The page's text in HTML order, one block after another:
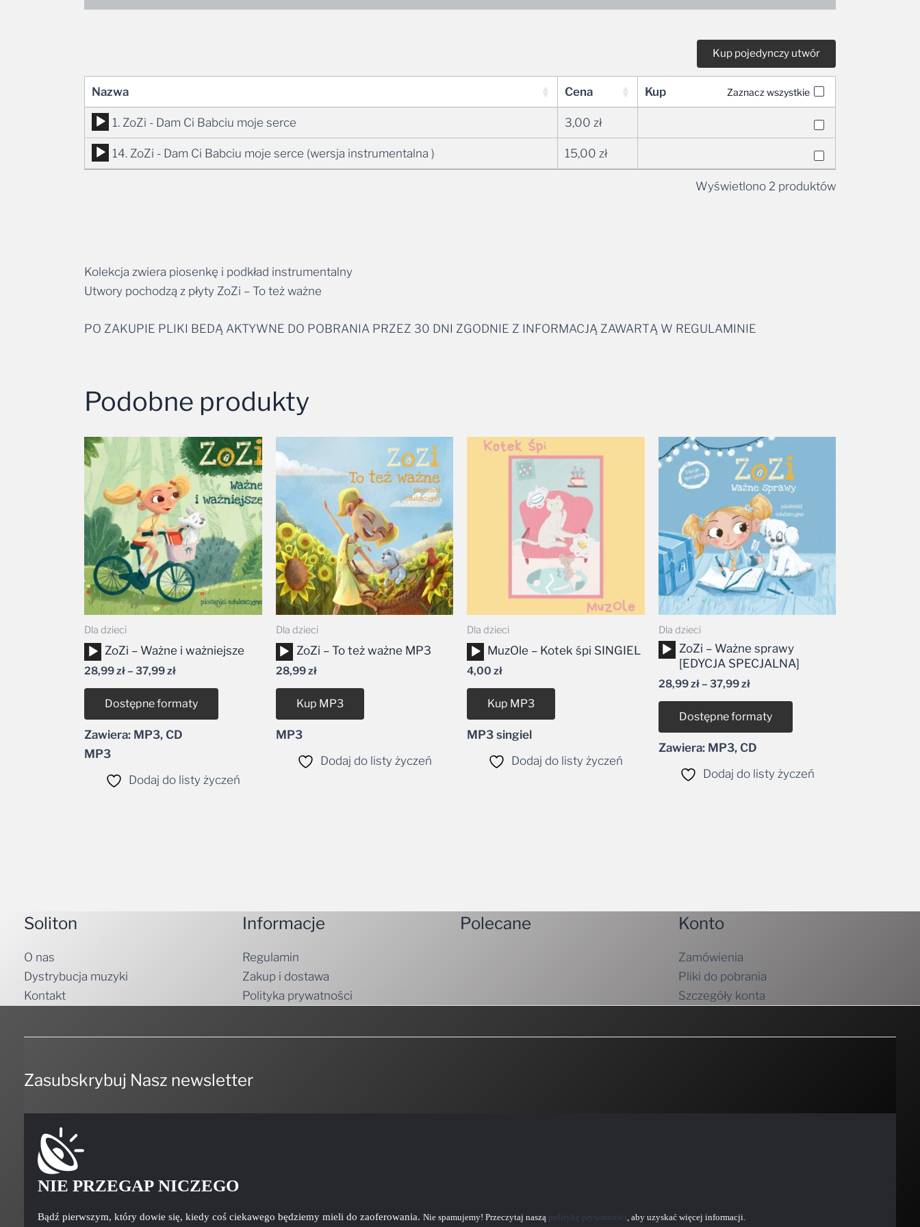
Nazwa Cena Kup Zaznacz wszystkie
Odtwarzacz
plików
dźwiękowych
1. ZoZi - Dam Ci Babciu moje serce 3,00 zł
Odtwarzacz
plików
14. ZoZi - Dam Ci Babciu moje serce (wersja instrumentalna ) 15,00 zł
Wyświetlono 2 produktów
Kolekcja zwiera piosenkę i podkład instrumentalny
Utwory pochodzą z płyty ZoZi – To też ważne
PO ZAKUPIE PLIKI BEDĄ AKTYWNE DO POBRANIA PRZEZ 30 DNI ZGODNIE Z INFORMACJĄ ZAWARTĄ W REGULAMINIE
Podobne produkty
Dla dzieci
Odtwarzacz
plików
dźwiękowych
ZoZi – Ważne i ważniejsze
28,99zł– 37,99zł
Zakres
cen:
od
28,99 zł
do
37,99 zł
Dostępne formaty
Zawiera: MP3, CD
MP3
Dodaj do listy życzeń
Dla dzieci
Odtwarzacz
plików
dźwiękowych
ZoZi – To też ważne MP3
28,99zł
Kup MP3
MP3
Dodaj do listy życzeń
Dla dzieci
Odtwarzacz
plików
dźwiękowych
MuzOle – Kotek śpi SINGIEL
4,00 zł
Kup MP3
MP3 singiel
Dodaj do listy życzeń
Dla dzieci
Odtwarzacz
plików
dźwiękowych
ZoZi – Ważne sprawy
[EDYCJA SPECJALNA]
28,99zł– 37,99zł
Zakres
cen:
od
28,99 zł
do
37,99 zł
Dostępne formaty
Zawiera: MP3, CD
Dodaj do listy życzeń
Soliton
O nas
Dystrybucja muzyki
Kontakt
Informacje
Regulamin
Zakup i dostawa
Polityka prywatności
Polecane Konto
Zamówienia
Pliki do pobrania
Szczegóły konta
Zasubskrybuj Nasz newsletter
NIE PRZEGAP NICZEGO
Bądź pierwszym, który dowie się, kiedy coś ciekawego będziemy mieli do zaoferowania. Nie spamujemy! Przeczytaj naszą politykę prywatności, aby uzyskać więcej informacji.